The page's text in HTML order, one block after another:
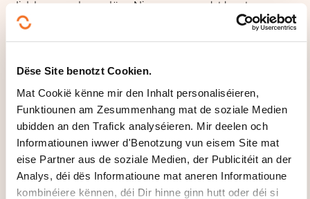
Dëse Site benotzt Cookien.
Mat Cookië kënne mir den Inhalt personaliséieren,
Funktiounen am Zesummenhang mat de soziale Medien
ubidden an den Trafick analyséieren. Mir deelen och
Informatiounen iwwer d'Benotzung vun eisem Site mat
eise Partner aus de soziale Medien, der Publicitéit an der
Analys, déi dës Informatioune mat aneren Informatioune
kombinéiere kënnen, déi Dir hinne ginn hutt oder déi si
Jiddereen, deen dëse Niveau erreecht huet:
sollen erfëllt ginn, verstoen a benotzen. Ka sech
oder anerer virstellen
an anere Leit Froen zu hirer Persoun stellen –
zum Beispill wou se wunnen, wéi eng Leit se
kennen, wéi eng Saache se hunn asw. – a kann
op dës Zort Froen
äntweren. Ka sech op eng einfach Manéier